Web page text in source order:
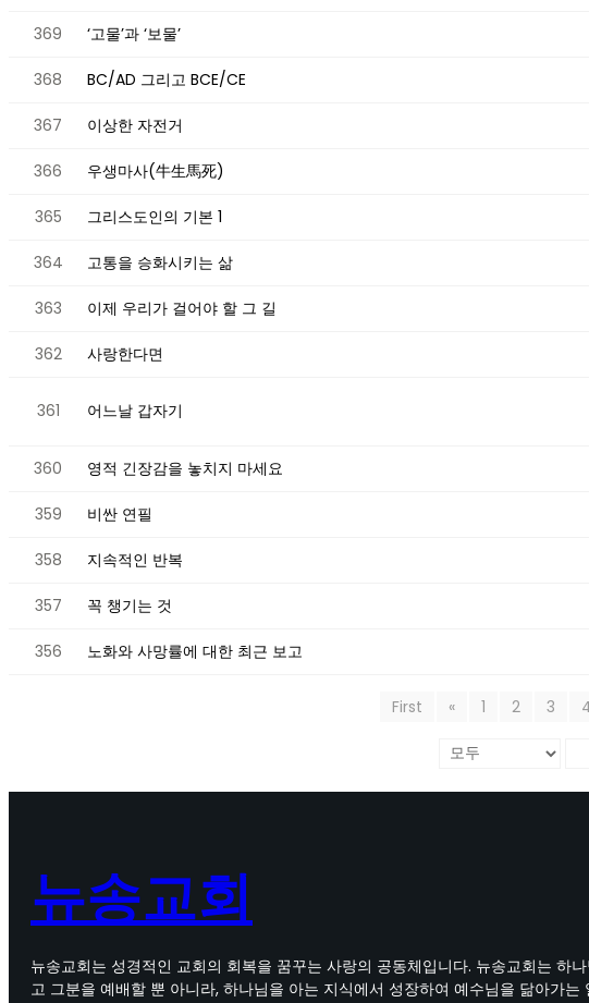
369 ‘고물’과 ‘보물’
368 BC/AD 그리고 BCE/CE
367 이상한 자전거
366 우생마사(牛生馬死)
365 그리스도인의 기본 1
364 고통을 승화시키는 삶
363 이제 우리가 걸어야 할 그 길
362 사랑한다면
361 어느날 갑자기
360 영적 긴장감을 놓치지 마세요
359 비싼 연필
358 지속적인 반복
357 꼭 챙기는 것
356 노화와 사망률에 대한 최근 보고
First « 1 2 3
뉴송교회
뉴송교회는 성경적인 교회의 회복을 꿈꾸는 사랑의 공동체입니다. 뉴송교회는 하
고 그분을 예배할 뿐 아니라, 하나님을 아는 지식에서 성장하여 예수님을 닮아가는